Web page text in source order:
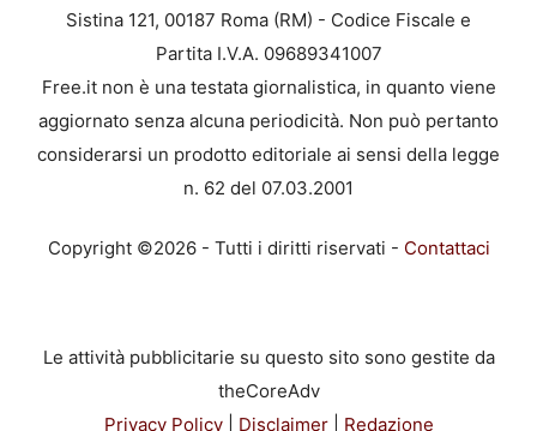
Sistina 121, 00187 Roma (RM) - Codice Fiscale e
Partita I.V.A. 09689341007
Free.it non è una testata giornalistica, in quanto viene
aggiornato senza alcuna periodicità. Non può pertanto
considerarsi un prodotto editoriale ai sensi della legge
n. 62 del 07.03.2001
Copyright ©2026 - Tutti i diritti riservati - Contattaci
Le attività pubblicitarie su questo sito sono gestite da
theCoreAdv
Privacy Policy| Disclaimer| Redazione